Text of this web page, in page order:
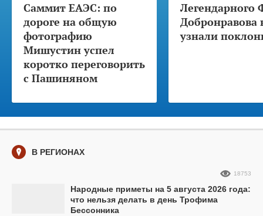
Саммит ЕАЭС: по
дороге на общую
фотографию
Мишустин успел
коротко переговорить
с Пашиняном
Легендарного
Добронравова
узнали
В РЕГИОНАХ
Народные приметы на 5 августа 2026 года:
что нельзя делать в день Трофима
Бессонника
18753